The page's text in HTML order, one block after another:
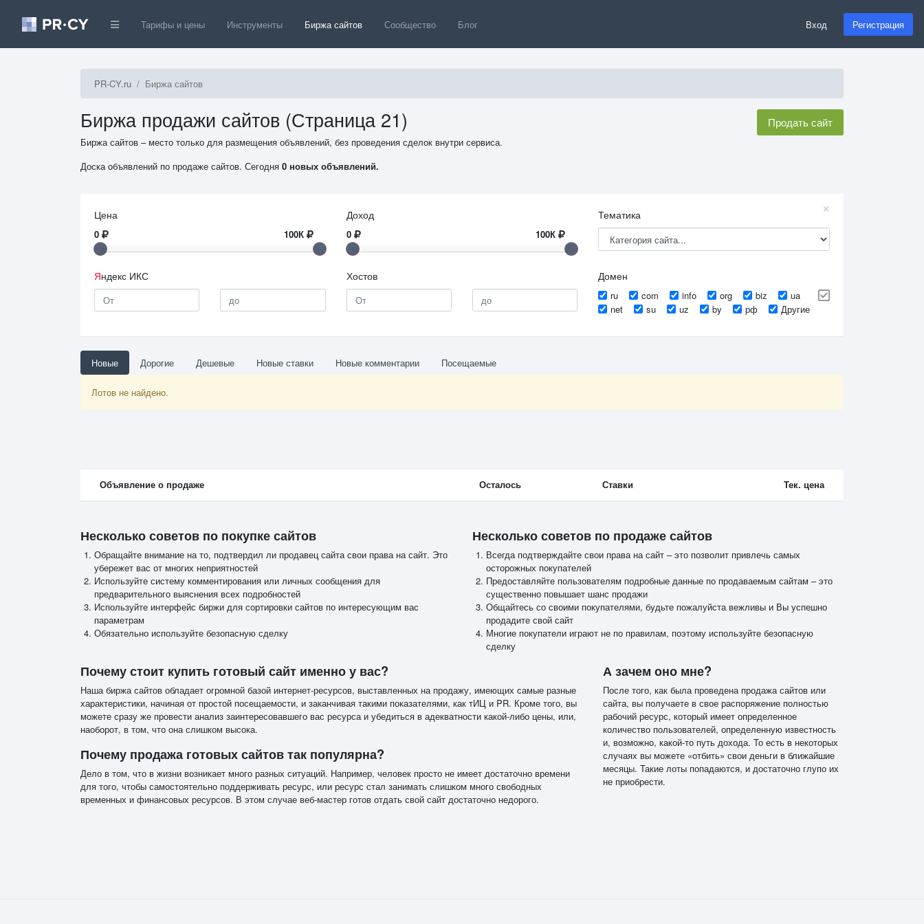
Тарифы и цены Инструменты Биржа сайтов Сообщество Блог Вход Регистрация
PR-CY.ru Биржа сайтов
Продать сайт
Биржа продажи сайтов (Страница 21)
Биржа сайтов – место только для размещения объявлений, без проведения сделок внутри сервиса.
Доска объявлений по продаже сайтов. Сегодня 0 новых объявлений.
×
Цена
0 100К
Доход
0 100К
Тематика
Яндекс ИКС Хостов Домен
ru com info org biz
ua
net
su uz by рф Другие
Новые Дорогие Дешевые Новые ставки Новые комментарии Посещаемые
Лотов не найдено.
Объявление о продаже Осталось Ставки Тек. цена
Несколько советов по покупке сайтов
Обращайте внимание на то, подтвердил ли продавец сайта свои права на сайт. Это
убережет вас от многих неприятностей
Используйте систему комментирования или личных сообщения для
предварительного выяснения всех подробностей
Используйте интерфейс биржи для сортировки сайтов по интересующим вас
параметрам
Обязательно используйте безопасную сделку
Несколько советов по продаже сайтов
Всегда подтверждайте свои права на сайт – это позволит привлечь самых
осторожных покупателей
Предоставляйте пользователям подробные данные по продаваемым сайтам – это
существенно повышает шанс продажи
Общайтесь со своими покупателями, будьте пожалуйста вежливы и Вы успешно
продадите свой сайт
Многие покупатели играют не по правилам, поэтому используйте безопасную
сделку
Почему стоит купить готовый сайт именно у вас?
Наша биржа сайтов обладает огромной базой интернет-ресурсов, выставленных на продажу, имеющих самые разные
характеристики, начиная от простой посещаемости, и заканчивая такими показателями, как тИЦ и PR. Кроме того, вы
можете сразу же провести анализ заинтересовавшего вас ресурса и убедиться в адекватности какой-либо цены, или,
наоборот, в том, что она слишком высока.
Почему продажа готовых сайтов так популярна?
Дело в том, что в жизни возникает много разных ситуаций. Например, человек просто не имеет достаточно времени
для того, чтобы самостоятельно поддерживать ресурс, или ресурс стал занимать слишком много свободных
временных и финансовых ресурсов. В этом случае веб-мастер готов отдать свой сайт достаточно недорого.
А зачем оно мне?
После того, как была проведена продажа сайтов или
сайта, вы получаете в свое распоряжение полностью
рабочий ресурс, который имеет определенное
количество пользователей, определенную известность
и, возможно, какой-то путь дохода. То есть в некоторых
случаях вы можете «отбить» свои деньги в ближайшие
месяцы. Такие лоты попадаются, и достаточно глупо их
не приобрести.